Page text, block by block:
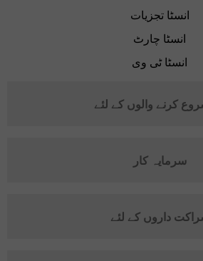
انسٹا تجزیات
انسٹا چارٹ
انسٹا ٹی وی
کرنے والوں کے لئے
سرمایہ کار
داروں کے لئے